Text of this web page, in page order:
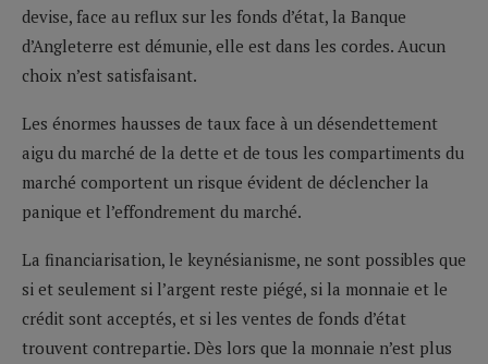
devise, face au reflux sur les fonds d’état, la Banque
d’Angleterre est démunie, elle est dans les cordes. Aucun
choix n’est satisfaisant.
Les énormes hausses de taux face à un désendettement
aigu du marché de la dette et de tous les compartiments du
marché comportent un risque évident de déclencher la
panique et l’effondrement du marché.
La financiarisation, le keynésianisme, ne sont possibles que
si et seulement si l’argent reste piégé, si la monnaie et le
crédit sont acceptés, et si les ventes de fonds d’état
trouvent contrepartie. Dès lors que la monnaie n’est plus